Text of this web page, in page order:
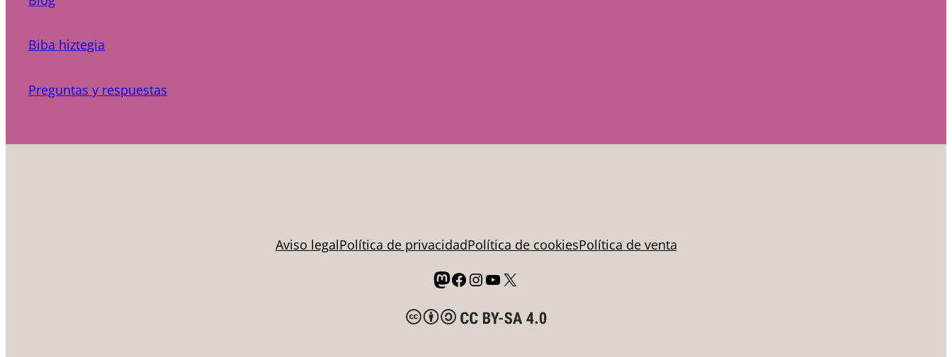
Biba hiztegia
Preguntas y respuestas
Aviso legalPolítica de privacidadPolítica de cookiesPolítica de venta
Mastodon
Facebook
Instagram
YouTube
X